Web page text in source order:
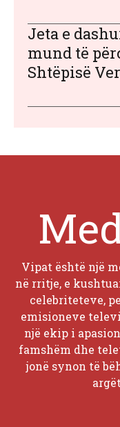
Jeta e
mund të
Shtëpisë
Vipat është një
në rritje, e
celebriteteve,
emisioneve
një ekip i
famshëm dhe
jonë synon të